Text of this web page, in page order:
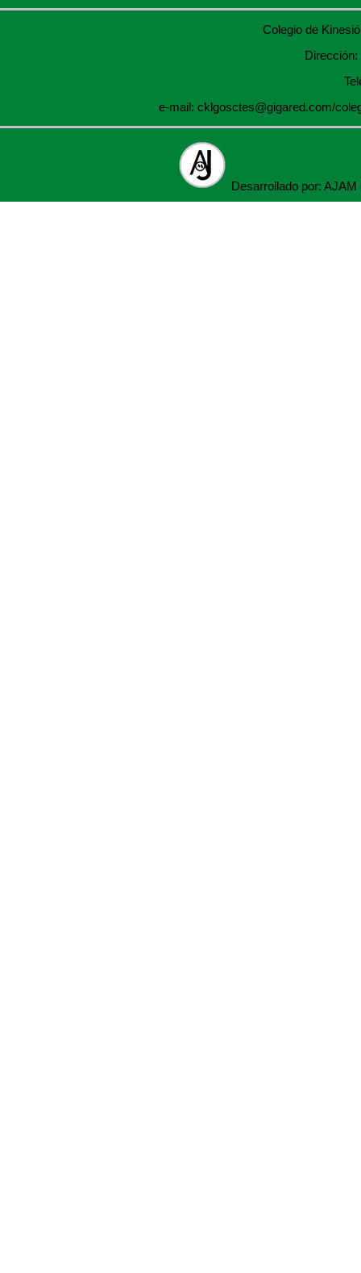
Colegio de
Dirección:
e-mail: cklgosctes@gigared.com/
Desarrollado por: